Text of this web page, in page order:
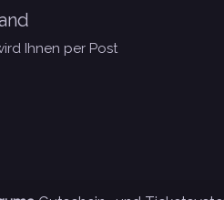
Ihnen per Post